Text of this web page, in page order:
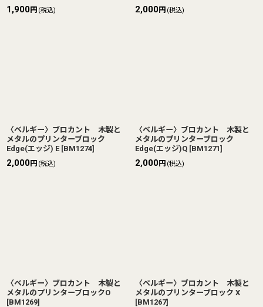
1,900円 (税込) 2,000円 (税込)
〈ベルギー〉ブロカント 木製と
メタルのプリンターブロック
Edge(エッジ) E [BM1274]
2,000円 (税込)
〈ベルギー〉ブロカント 木製と
メタルのプリンターブロック
Edge(エッジ)Q [BM1271]
2,000円 (税込)
〈ベルギー〉ブロカント 木製と
メタルのプリンターブロックO
[BM1269]
〈ベルギー〉ブロカント 木製と
メタルのプリンターブロック X
[BM1267]